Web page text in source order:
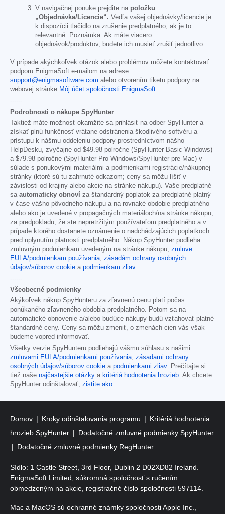
V navigačnej ponuke prejdite na položku
„Objednávka/Licencie“. Vedľa vašej objednávky/licencie je
k dispozícii tlačidlo na zrušenie predplatného, ak je to
relevantné. Poznámka: Ak máte viacero
objednávok/produktov, budete ich musieť zrušiť jednotlivo.
V prípade akýchkoľvek otázok alebo problémov môžete kontaktovať
podporu EnigmaSoft e-mailom na adrese
support@enigmasoftware.com alebo otvorením tiketu podpory na
webovej stránke Môj účet spoločnosti EnigmaSoft.
------
Podrobnosti o nákupe SpyHunter
Taktiež máte možnosť okamžite sa prihlásiť na odber SpyHunter a
získať plnú funkčnosť vrátane odstránenia škodlivého softvéru a
prístupu k nášmu oddeleniu podpory prostredníctvom nášho
HelpDesku, zvyčajne od $49.98 polročne (SpyHunter Basic Windows)
a $79.98 polročne (SpyHunter Pro Windows/SpyHunter pre Mac) v
súlade s ponukovými materiálmi a podmienkami registrácie/nákupnej
stránky (ktoré sú tu zahrnuté odkazom; ceny sa môžu líšiť v
závislosti od krajiny alebo akcie na stránke nákupu). Vaše predplatné
sa automaticky obnoví za štandardný poplatok za predplatné platný
v čase vášho pôvodného nákupu a na rovnaké obdobie predplatného
alebo ako je uvedené v propagačných materiáloch/na stránke nákupu,
za predpokladu, že ste nepretržitým používateľom predplatného a v
prípade ktorého dostanete oznámenie o nadchádzajúcich poplatkoch
pred uplynutím platnosti predplatného. Nákup SpyHunter podlieha
zmluvným podmienkam uvedeným na stránke nákupu, zmluve
EULA/podmienkam používania, zásadám ochrany osobných
údajov/súborov cookie a podmienkam zliav.
------
Všeobecné podmienky
Akýkoľvek nákup SpyHunteru za zľavnenú cenu platí počas
ponúkaného zľavneného obdobia predplatného. Potom sa na
automatické obnovenie a/alebo budúce nákupy budú vzťahovať platné
štandardné ceny. Ceny sa môžu zmeniť, o zmenách cien vás však
budeme vopred informovať.
Všetky verzie SpyHunteru podliehajú vášmu súhlasu s našimi
zmluvami EULA/podmienkami používania, zásadami ochrany
osobných údajov/súborov cookie a podmienkami zliav. Prečítajte si
tiež naše najčastejšie otázky a kritériá hodnotenia hrozieb. Ak chcete
SpyHunter odinštalovať, zistite ako.
Domov Kroky odinštalovania programu
Kritériá hodnotenia
hrozieb SpyHunter
Dodatočné zmluvné podmienky SpyHunter
Dodatočné zmluvné podmienky RegHunter
Sídlo: 1 Castle Street, 3rd Floor, Dublin 2 D02XD82 Ireland.
EnigmaSoft Limited, súkromná spoločnosť s ručením
obmedzeným na akcie, registračné číslo spoločnosti 597114.
Mac a MacOS sú ochranné známky spoločnosti Apple Inc.,